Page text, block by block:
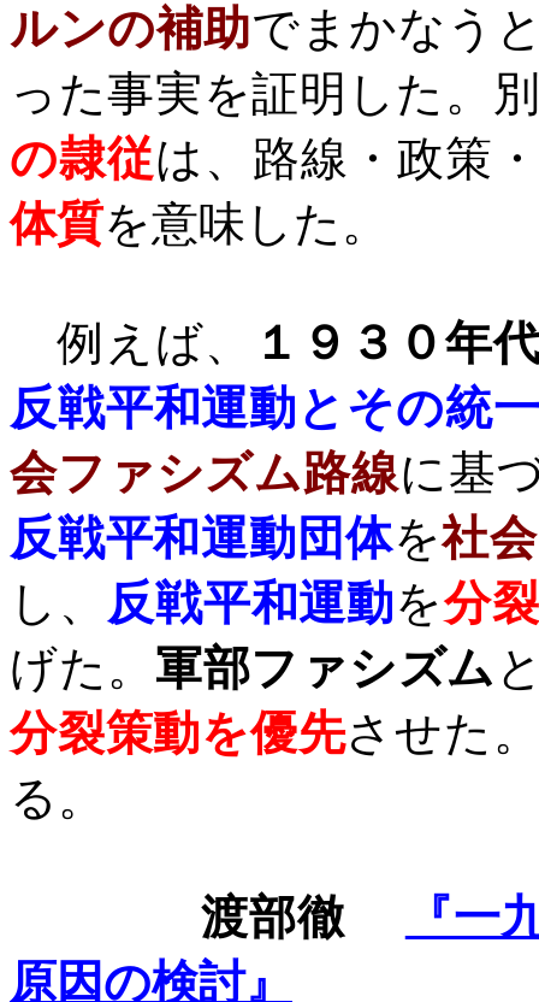
ルンの補助でまかなう
った事実を証明した。
の隷従は、路線・政策
体質を意味した。
例えば、
１９３０年
反戦平和運動とその統
会ファシズム路線に基
反戦平和運動団体を社
し、 反戦平和運動を分
げた。 軍部ファシズム
分裂策動を優先させた
る。
渡部徹
『一
原因の検討』